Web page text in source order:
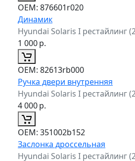
ОЕМ: 876601r020
Динамик
Hyundai Solaris I рестайлинг
1 000р.
ОЕМ: 82613rb000
Ручка двери внутренняя
Hyundai Solaris I рестайлинг
4 000р.
ОЕМ: 351002b152
Заслонка дроссельная
Hyundai Solaris I рестайлинг